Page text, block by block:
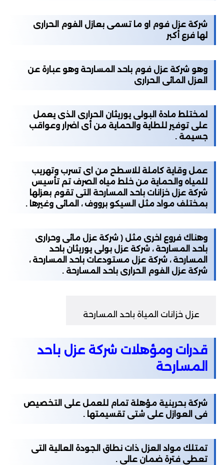
شركة عزل فوم او ما تسمى بعازل الفوم الحرارى
لها فرع أكبر
وهو شركة عزل فوم باحد المسارحة وهو عبارة عن
العزل المائى الحرارى
لمختلط مادة البولى يوريثان الحرارى الذى يعمل
على توفير للطاية والحماية من أى اضرار وعواقب
جسيمة .
عمل وقاية كاملة للاسطح من اى تسرب وتهريب
للمياه والحماية من خلط مياه الصرف تم تأسيس
شركة عزل خزانات باحد المسارحة التى تقوم بعزلها
بمختلف مواد مثل السيكو برووف ، المائى وغيرها .
وهناك فروع اخرى مثل ( شركة عزل مائى وحرارى
باحد المسارحة ، شركة عزل بولى يوريثان باحد
المسارحة ، شركة عزل مستودعات باحد المسارحة ،
شركة عزل الفوم الحرارى باحد المسارحة .
عزل خزانات المياة باحد المسارحة
قدرات ومؤهلات شركة عزل باحد
المسارحة
شركة بحرينية مؤهلة تمام للعمل على التخصيص
فى العوازل على شتى تقسيمتها .
تمتلك مواد العزل ذات نطاق الجودة العالية التى
تعطى فترة ضمان عالى .